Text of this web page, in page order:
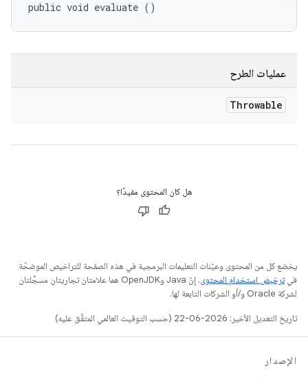
public void evaluate ()
عمليات الطرح
Throwable
هل كان المحتوى مفيدًا؟
يخضع كل من المحتوى وعيّنات التعليمات البرمجية في هذه الصفحة للتراخيص الموضحّة
فيترخيص استخدام المحتوى
. إنّ Java وOpenJDK هما علامتان تجاريتان مسجَّلتان
لشركة Oracle و/أو الشركات التابعة لها.
تاريخ التعديل الأخير: 2026-06-22 (حسب التوقيت العالمي المتفَّق عليه)
الإصدار